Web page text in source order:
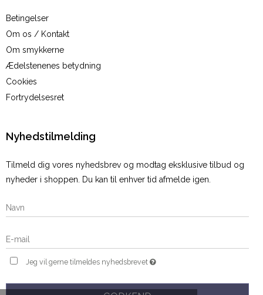
Betingelser
Om os / Kontakt
Om smykkerne
Ædelstenenes betydning
Cookies
Fortrydelsesret
Nyhedstilmelding
Tilmeld dig vores nyhedsbrev og modtag eksklusive tilbud og
nyheder i shoppen. Du kan til enhver tid afmelde igen.
Jeg vil gerne tilmeldes nyhedsbrevet